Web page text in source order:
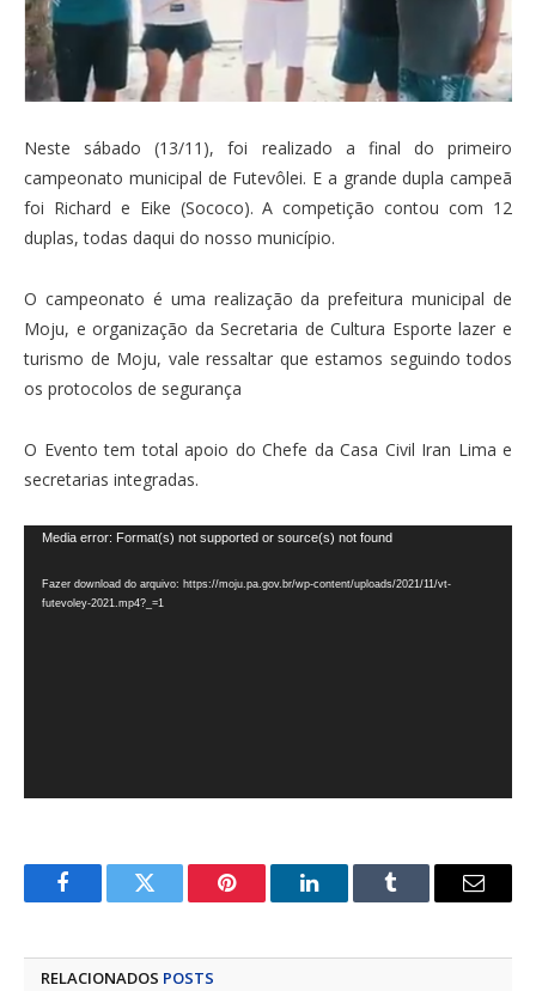
Neste sábado (13/11), foi realizado a final do primeiro
campeonato municipal de Futevôlei. E a grande dupla campeã
foi Richard e Eike (Sococo). A competição contou com 12
duplas, todas daqui do nosso município.
O campeonato é uma realização da prefeitura municipal de
Moju, e organização da Secretaria de Cultura Esporte lazer e
turismo de Moju, vale ressaltar que estamos seguindo todos
os protocolos de segurança
O Evento tem total apoio do Chefe da Casa Civil Iran Lima e
secretarias integradas.
Tocador
vídeo
Media error: Format(s) not supported or source(s) not found
Fazer download do arquivo: https://moju.pa.gov.br/wp-content/uploads/2021/11/vt-
futevoley-2021.mp4?_=1
FacebookTwitter Pinterest LinkedInTumblr
E-
RELACIONADOS POSTS